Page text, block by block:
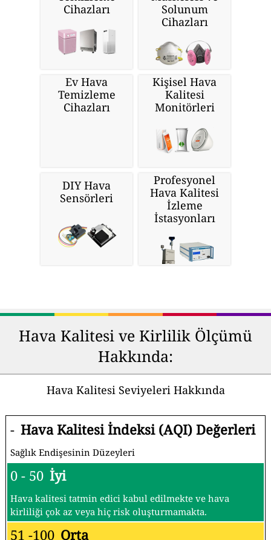
Cihazları
Solunum
Cihazları
Ev Hava
Temizleme
Cihazları
Kişisel Hava
Kalitesi
Monitörleri
DIY Hava
Sensörleri
Profesyonel
Hava Kalitesi
İzleme
İstasyonları
Hava Kalitesi ve Kirlilik Ölçümü
Hakkında:
Hava Kalitesi Seviyeleri Hakkında
- Hava Kalitesi İndeksi (AQI) Değerleri
Sağlık Endişesinin Düzeyleri
0 - 50 İyi
Hava kalitesi tatmin edici kabul edilmekte ve hava
kirliliği çok az veya hiç risk oluşturmamakta.
51 -100 Orta